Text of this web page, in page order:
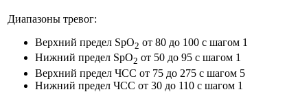
Диапазоны тревог:
Верхний предел SpO2 от 80 до 100 с шагом 1
Нижний предел SpO2 от 50 до 95 с шагом 1
Верхний предел ЧСС от 75 до 275 с шагом 5
Нижний предел ЧСС от 30 до 110 с шагом 1